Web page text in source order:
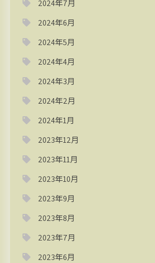
2024年7月
2024年6月
2024年5月
2024年4月
2024年3月
2024年2月
2024年1月
2023年12月
2023年11月
2023年10月
2023年9月
2023年8月
2023年7月
2023年6月